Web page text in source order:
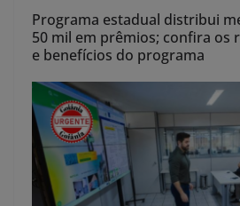
Programa estadual distribui
50 mil em prêmios; confira os
e benefícios do programa